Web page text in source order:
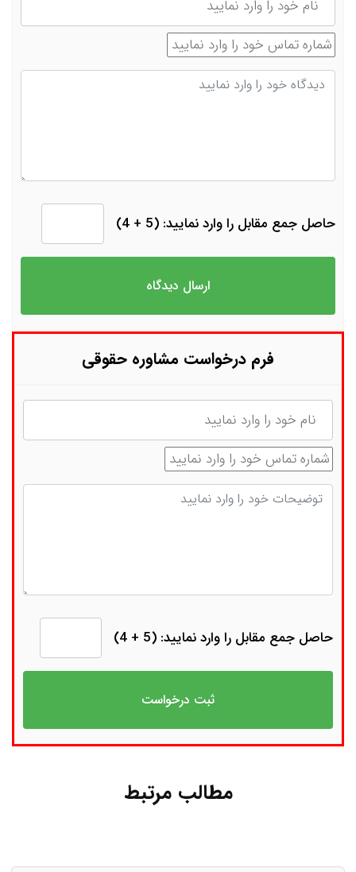
شماره تماس
دیدگاه
حاصل جمع مقابل را وارد نمایید: (5 + 4)
فرم درخواست مشاوره حقوقی
نام
شماره تماس
توضیحات
حاصل جمع مقابل را وارد نمایید: (5 + 4)
مطالب مرتبط